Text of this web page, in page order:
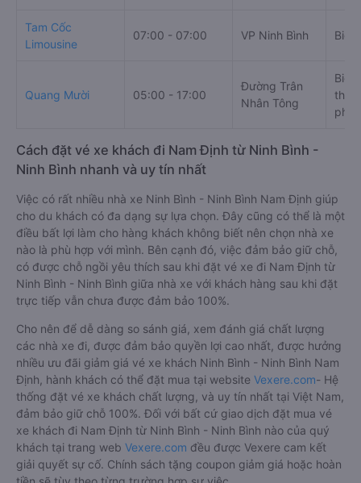
Xem địa chỉ văn phòng nhà xe Quang Mười:
https://vexere.com/vi-VN/xe-quang-muoi
Nhà xe
Giờ
chạy
Điểm
Ninh Bình Travel 07:00 - 07:00
Số 2a Đường
27/7
Lộc
Tam Cốc
Limousine
07:00 - 07:00 VP Ninh Bình